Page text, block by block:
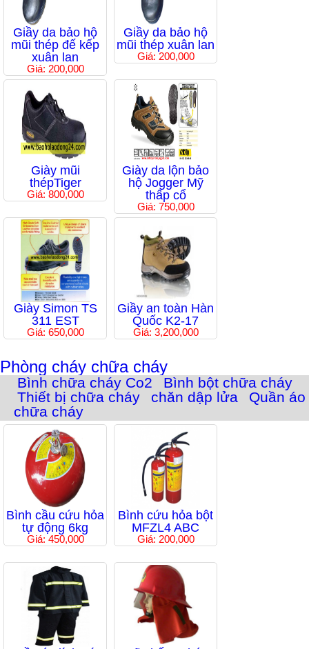
Giầy da bảo hộ
mũi thép đế kếp
xuân lan
Giá: 200,000
Giầy da bảo hộ
mũi thép xuân lan
Giá: 200,000
Giày mũi
thépTiger
Giá: 800,000
Giày da lộn bảo
hộ Jogger Mỹ
thấp cổ
Giá: 750,000
Giày Simon TS
311 EST
Giá: 650,000
Giầy an toàn Hàn
Quốc K2-17
Giá: 3,200,000
Phòng cháy chữa cháy
Bình chữa cháy Co2
Bình bột chữa cháy
Thiết bị chữa cháy
chăn dập lửa
Quần áo
chữa cháy
Bình cầu cứu hỏa
tự động 6kg
Giá: 450,000
Bình cứu hỏa bột
MFZL4 ABC
Giá: 200,000